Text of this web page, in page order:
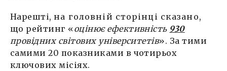
Нарешті,на головній сторінці сказано,
що рейтинг «оцінює ефективність 930
провідних світових університетів». За тими
самими 20 показниками в чотирьох
ключових місіях.